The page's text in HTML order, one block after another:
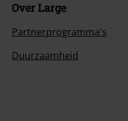
Over Large
Partnerprogramma's
Duurzaamheid